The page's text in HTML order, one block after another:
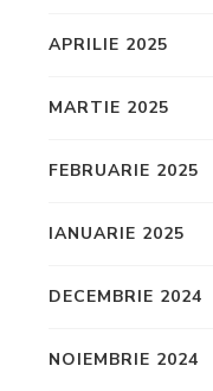
APRILIE 2025
MARTIE 2025
FEBRUARIE 2025
IANUARIE 2025
DECEMBRIE 2024
NOIEMBRIE 2024